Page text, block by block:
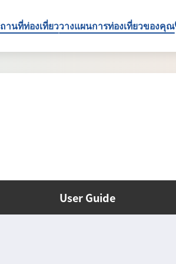
านที่ท่องเที่ยววางแผนการท่องเที่ยวของคุณ
User Guide